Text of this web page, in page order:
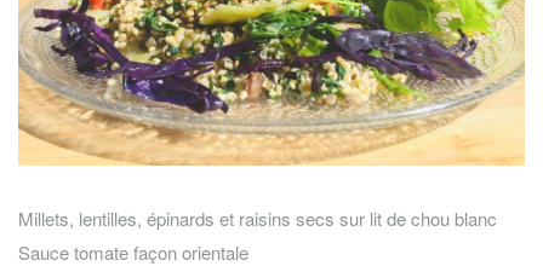
Millets, lentilles, épinards et raisins secs sur lit de chou blanc
Sauce tomate façon orientale